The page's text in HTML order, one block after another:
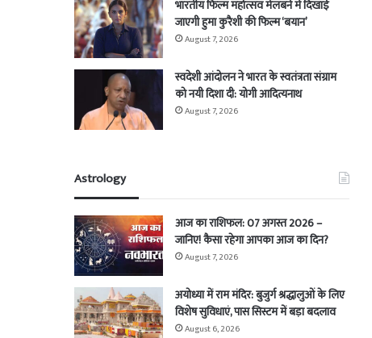
भारतीय फिल्म महोत्सव मेलबर्न में दिखाई
जाएगी हुमा कुरैशी की फिल्म ‘बयान’
August 7, 2026
स्वदेशी आंदोलन ने भारत के स्वतंत्रता संग्राम
को नयी दिशा दी: योगी आदित्यनाथ
August 7, 2026
Astrology
आज का राशिफल: 07 अगस्त 2026 –
जानिए! कैसा रहेगा आपका आज का दिन?
August 7, 2026
अयोध्या में राम मंदिर: बुजुर्ग श्रद्धालुओं के लिए
विशेष सुविधाएं, पास सिस्टम में बड़ा बदलाव
August 6, 2026